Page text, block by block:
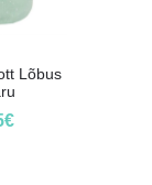
Lõbus
€